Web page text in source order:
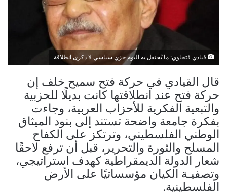
قيادي فتحاوي: ما يُحتفل به اليوم خزي سياسي لا ذكرى انطلاقة
قال القيادي في حركة فتح سميح خلف إن
حركة فتح عند انطلاقتها كانت بديلًا للحزبية
والتبعية الفكرية للأحزاب العربية، وجاءت
بفكرة جامعة واضحة تستند إلى بنود الميثاق
الوطني الفلسطيني، وترتكز على الكفاح
المسلح والثورة والتحرير، قبل أن ترفع لاحقًا
شعار الدولة الديمقراطية كهدف استراتيجي،
وتصفيـة الكيان مؤسساتيًا على الأرض
الفلسطينية.